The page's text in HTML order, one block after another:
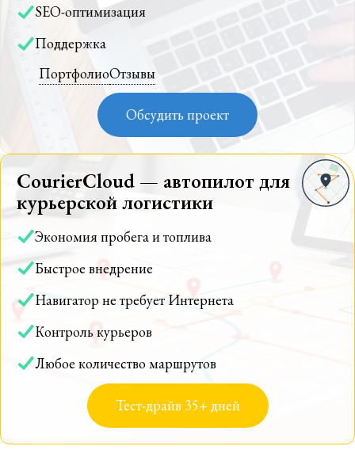
SEO-оптимизация
Поддержка
ПортфолиоОтзывы
Обсудить проект
CourierCloud — автопилот для
курьерской логистики
Экономия пробега и топлива
Быстрое внедрение
Навигатор не требует Интернета
Контроль курьеров
Любое количество маршрутов
Тест-драйв 35+ дней